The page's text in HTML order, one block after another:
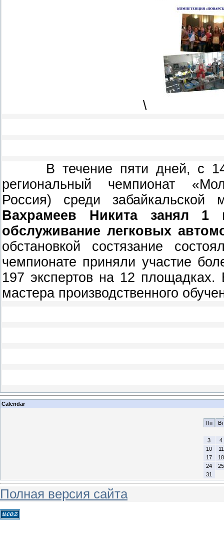
\
В течение пяти дней, с 14
региональный чемпионат
Россия) среди
Вахрамеев Никита занял 1
обслуживание легковых
обстановкой состязание
чемпионате приняли участие
197 экспертов на 12 площадках.
мастера производственного
Calendar
Пн
Вт
3
4
10
11
17
18
24
25
31
Полная версия сайта